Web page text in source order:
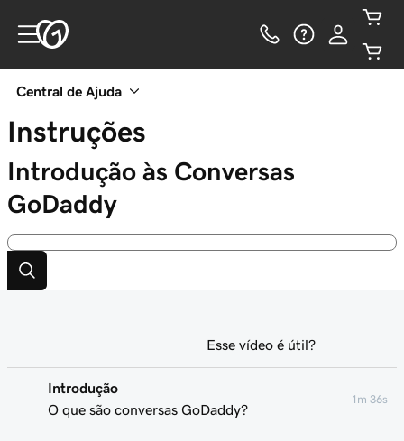
Central de Ajuda
Instruções
Introdução às Conversas
GoDaddy
Introdução
O que são conversas GoDaddy?
1m 36s
Esse vídeo é útil?